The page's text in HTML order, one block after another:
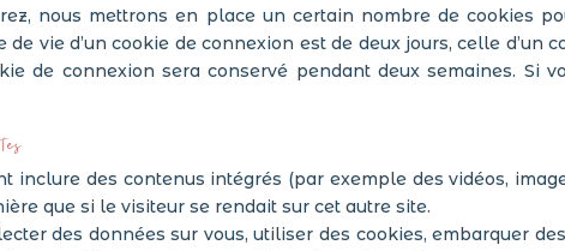
nous mettrons en place un certain nombre de cookies
vie d’un cookie de connexion est de deux jours, celle d’un
de connexion sera conservé pendant deux semaines. Si
inclure des contenus intégrés (par exemple des vidéos,
que si le visiteur se rendait sur cet autre site.
des données sur vous, utiliser des cookies, embarquer